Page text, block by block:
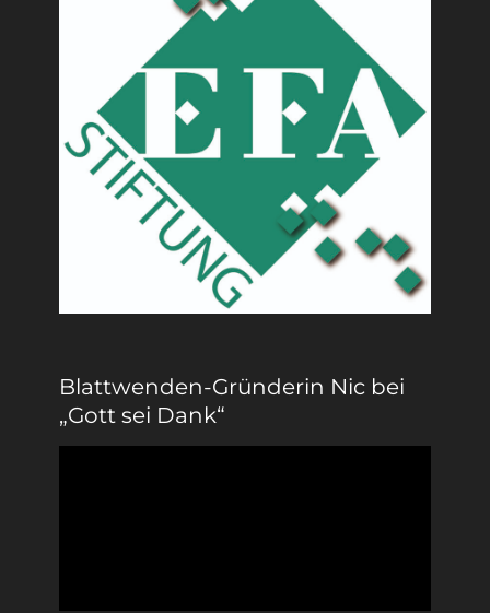
Blattwenden-Gründerin Nic bei
„Gott sei Dank“